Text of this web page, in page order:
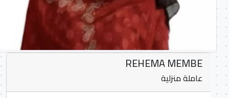
REHEMA MEMBE
عاملة منزلية